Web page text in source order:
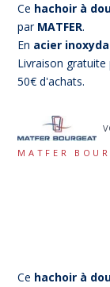
Ce hachoir à
par MATFER.
En acier
Livraison
50€ d'achats.
MATFER
Ce hachoir à